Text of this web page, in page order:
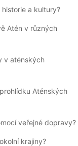
a kultury?
Atén v různých
v aténských
Aténských
veřejné dopravy?
krajiny?